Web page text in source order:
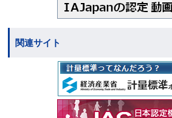
関連サイト